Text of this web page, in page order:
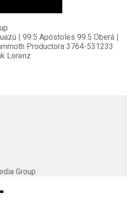
| 99.5 Apóstoles 99.5 Oberá |
Productora 3764-531233
Lorenz
Group